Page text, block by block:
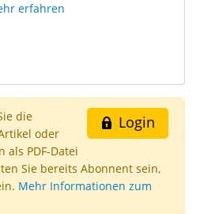
erfahren
Login
die
oder
als PDF-Datei
Sie bereits Abonnent sein,
Mehr Informationen zum